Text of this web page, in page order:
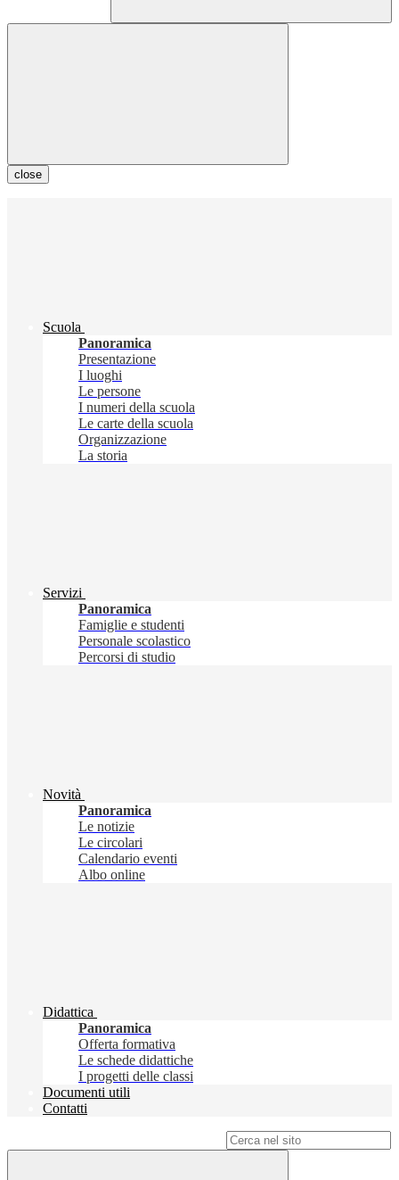
close
Scuola
Panoramica
Presentazione
I luoghi
Le persone
I numeri della scuola
Le carte della scuola
Organizzazione
La storia
Servizi
Panoramica
Famiglie e studenti
Personale scolastico
Percorsi di studio
Novità
Panoramica
Le notizie
Le circolari
Calendario eventi
Albo online
Didattica
Panoramica
Offerta formativa
Le schede didattiche
I progetti delle classi
Documenti utili
Contatti